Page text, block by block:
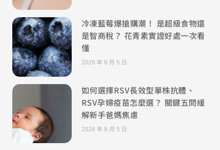
冷凍藍莓爆搶購潮！ 是超級食物還
是智商稅？ 花青素實證好處一次看
懂
2026 年 8 月 5 日
如何選擇RSV長效型單株抗體、
RSV孕婦疫苗怎麼選？ 關鍵五問緩
解新手爸媽焦慮
2026 年 8 月 5 日